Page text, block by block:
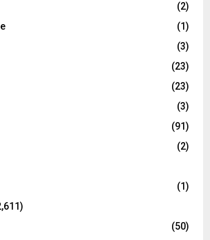
(2)
(1)
(3)
(23)
(23)
(3)
(91)
(2)
(1)
(50)